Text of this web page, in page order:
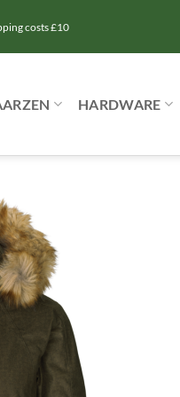
costs £10
HARDWARE